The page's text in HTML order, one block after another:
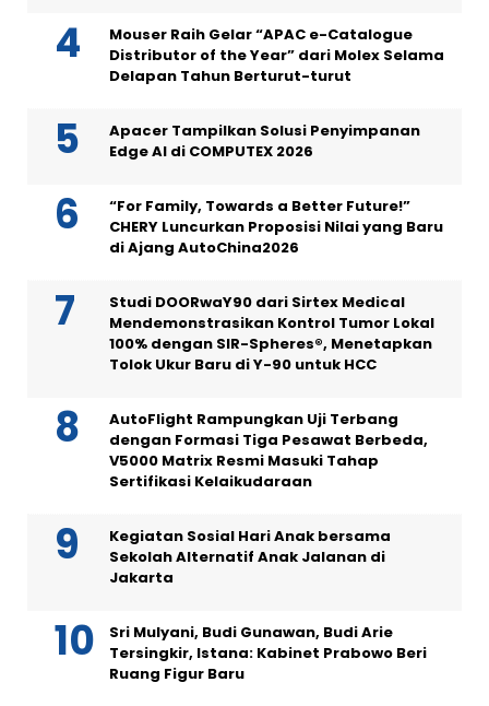
Mouser Raih Gelar “APAC e-Catalogue
Distributor of the Year” dari Molex Selama
Delapan Tahun Berturut-turut
Apacer Tampilkan Solusi Penyimpanan
Edge AI di COMPUTEX 2026
“For Family, Towards a Better Future!”
CHERY Luncurkan Proposisi Nilai yang Baru
di Ajang AutoChina2026
Studi DOORwaY90 dari Sirtex Medical
Mendemonstrasikan Kontrol Tumor Lokal
100% dengan SIR-Spheres®, Menetapkan
Tolok Ukur Baru di Y-90 untuk HCC
AutoFlight Rampungkan Uji Terbang
dengan Formasi Tiga Pesawat Berbeda,
V5000 Matrix Resmi Masuki Tahap
Sertifikasi Kelaikudaraan
Kegiatan Sosial Hari Anak bersama
Sekolah Alternatif Anak Jalanan di
Jakarta
Sri Mulyani, Budi Gunawan, Budi Arie
Tersingkir, Istana: Kabinet Prabowo Beri
Ruang Figur Baru